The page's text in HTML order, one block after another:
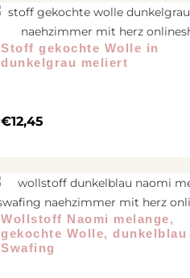
Stoff gekochte Wolle in
dunkelgrau meliert
€12,45
Wollstoff Naomi melange,
gekochte Wolle, dunkelblau
Swafing